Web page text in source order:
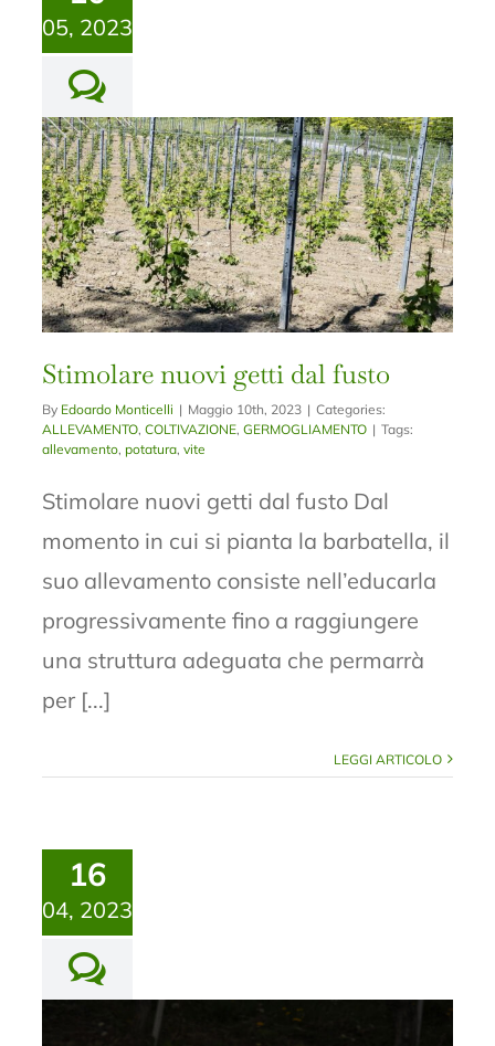
05, 2023
Stimolare nuovi getti dal fusto
By Edoardo Monticelli | Maggio 10th, 2023 | Categories:
ALLEVAMENTO,COLTIVAZIONE,GERMOGLIAMENTO | Tags:
allevamento,potatura,vite
Stimolare nuovi getti dal fusto Dal
momento in cui si pianta la barbatella, il
suo allevamento consiste nell’educarla
progressivamente fino a raggiungere
una struttura adeguata che permarrà
per [...]
LEGGI ARTICOLO
16
04, 2023